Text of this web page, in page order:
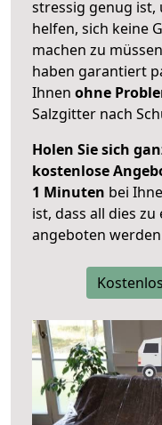
stressig genug ist,
helfen, sich keine
machen zu
haben garantiert
Ihnen ohne
Salzgitter nach
Holen Sie sich
kostenlose
1 Minuten bei
ist, dass all dies
angeboten